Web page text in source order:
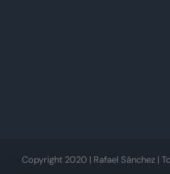
Copyright 2020 | Rafael Sánchez |